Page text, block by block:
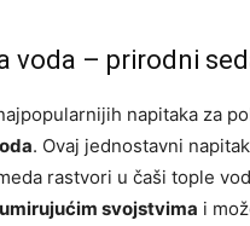
voda – prirodni
napitaka za
. Ovaj jednostavni
rastvori u čaši tople
umirujućim svojstvima i